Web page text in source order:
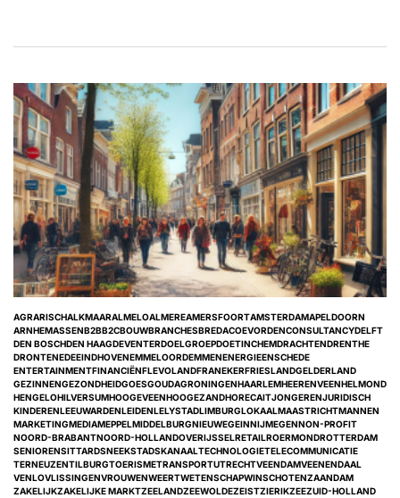
POSTED
IN
AGRARISCHALKMAARALMELOALMEREAMERSFOORTAMSTERDAMAPELDOORN
ARNHEMASSENB2BB2CBOUWBRANCHESBREDACOEVORDENCONSULTANCYDELFT
DEN BOSCHDEN HAAGDEVENTERDOELGROEPDOETINCHEMDRACHTENDRENTHE
DRONTENEDEEINDHOVENEMMELOORDEMMENENERGIEENSCHEDE
ENTERTAINMENTFINANCIËNFLEVOLANDFRANEKERFRIESLANDGELDERLAND
GEZINNENGEZONDHEIDGOESGOUDAGRONINGENHAARLEMHEERENVEENHELMOND
HENGELOHILVERSUMHOOGEVEENHOOGEZANDHORECAITJONGERENJURIDISCH
KINDERENLEEUWARDENLEIDENLELYSTADLIMBURGLOKAALMAASTRICHTMANNEN
MARKETINGMEDIAMEPPELMIDDELBURGNIEUWEGEINNIJMEGENNON-PROFIT
NOORD-BRABANTNOORD-HOLLANDOVERIJSSELRETAILROERMONDROTTERDAM
SENIORENSITTARDSNEEKSTADSKANAALTECHNOLOGIETELECOMMUNICATIE
TERNEUZENTILBURGTOERISMETRANSPORTUTRECHTVEENDAMVEENENDAAL
VENLOVLISSINGENVROUWENWEERTWETENSCHAPWINSCHOTENZAANDAM
ZAKELIJKZAKELIJKE MARKTZEELANDZEEWOLDEZEISTZIERIKZEEZUID-HOLLAND